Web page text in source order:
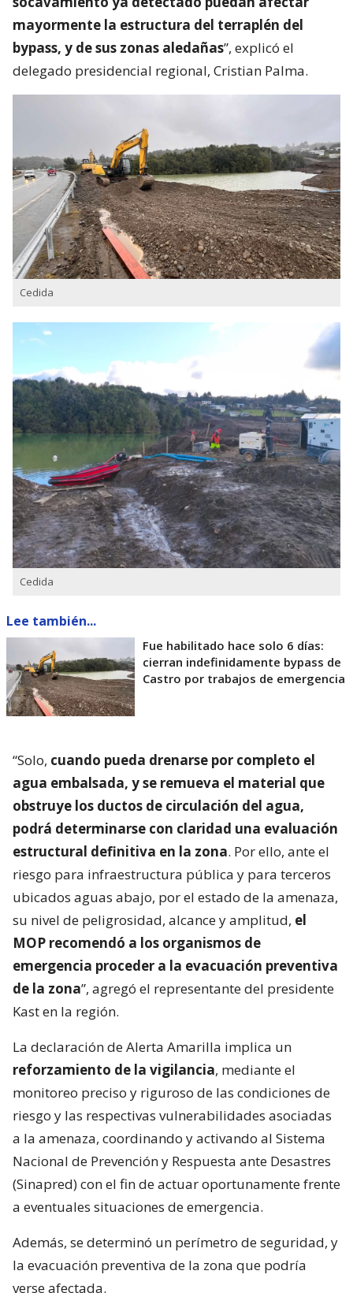
mayormente la estructura del terraplén del
bypass, y de sus zonas aledañas”, explicó el
delegado presidencial regional, Cristian Palma.
Cedida
Cedida
Lee también...
Fue habilitado hace solo 6 días:
cierran indefinidamente bypass de
Castro por trabajos de emergencia
“Solo, cuando pueda drenarse por completo el
agua embalsada, y se remueva el material que
obstruye los ductos de circulación del agua,
podrá determinarse con claridad una evaluación
estructural definitiva en la zona. Por ello, ante el
riesgo para infraestructura pública y para terceros
ubicados aguas abajo, por el estado de la amenaza,
su nivel de peligrosidad, alcance y amplitud, el
MOP recomendó a los organismos de
emergencia proceder a la evacuación preventiva
de la zona”, agregó el representante del presidente
Kast en la región.
La declaración de Alerta Amarilla implica un
reforzamiento de la vigilancia, mediante el
monitoreo preciso y riguroso de las condiciones de
riesgo y las respectivas vulnerabilidades asociadas
a la amenaza, coordinando y activando al Sistema
Nacional de Prevención y Respuesta ante Desastres
(Sinapred) con el fin de actuar oportunamente frente
a eventuales situaciones de emergencia.
Además, se determinó un perímetro de seguridad, y
la evacuación preventiva de la zona que podría
verse afectada.